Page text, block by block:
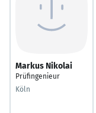
Markus Nikolai
Prüfingenieur
Köln